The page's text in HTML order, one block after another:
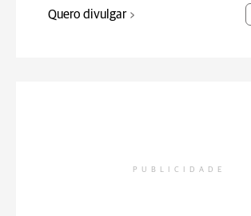
Quero divulgar
PUBLICIDADE